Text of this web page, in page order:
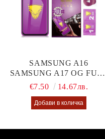
SAMSUNG A16
SAMSUNG A17 OG FULL
GLUE GLASS
€7.50 14.67лв.